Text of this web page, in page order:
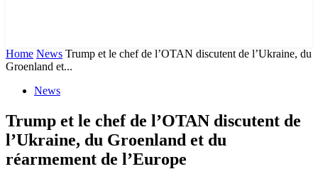
Home News Trump et le chef de l’OTAN discutent de l’Ukraine, du
Groenland et...
News
Trump et le chef de l’OTAN discutent de
l’Ukraine, du Groenland et du
réarmement de l’Europe